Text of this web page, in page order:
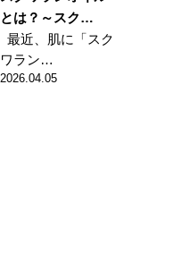
とは？～スク…
最近、肌に「スク
ワラン…
2026.04.05